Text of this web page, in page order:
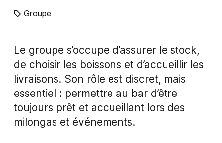
Groupe
Le groupe s’occupe d’assurer le stock,
de choisir les boissons et d’accueillir les
livraisons. Son rôle est discret, mais
essentiel : permettre au bar d’être
toujours prêt et accueillant lors des
milongas et événements.